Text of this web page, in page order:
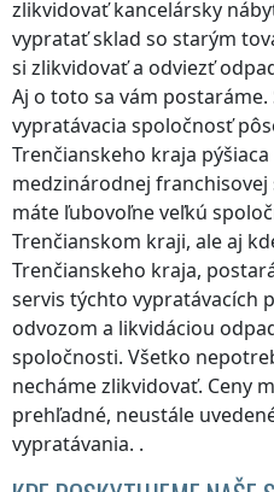
zlikvidovať kancelársky
vypratať sklad so starým
si zlikvidovať a odviezť
Aj o toto sa vám
vypratávacia spoločnosť
Trenčianskeho kraja
medzinárodnej franchisovej
máte ľubovoľne veľkú
Trenčianskom kraji, ale aj
Trenčianskeho kraja,
servis týchto vypratávacích
odvozom a likvidáciou
spoločnosti. Všetko
necháme zlikvidovať. Ceny
prehľadné, neustále
vypratávania. .